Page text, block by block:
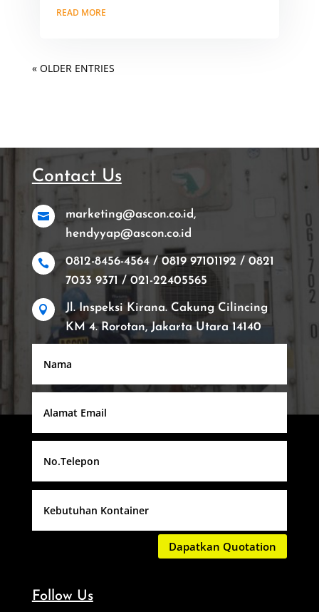
READ MORE
« OLDER ENTRIES
Contact Us

marketing@ascon.co.id,
hendyyap@ascon.co.id

0812-8456-4564 / 0819 97101192 / 0821
7033 9371 / 021-22405565

Jl. Inspeksi Kirana. Cakung Cilincing
KM 4. Rorotan, Jakarta Utara 14140
Dapatkan Quotation
Follow Us